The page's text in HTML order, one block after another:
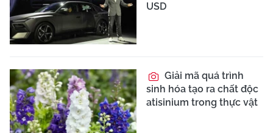
USD
Giải mã quá trình
sinh hóa tạo ra chất độc
atisinium trong thực vật